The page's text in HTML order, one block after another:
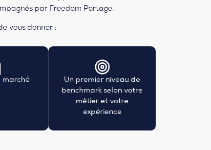
par Freedom Portage.
vous donner :
marché
Un premier niveau de
benchmark selon votre
métier et votre
expérience